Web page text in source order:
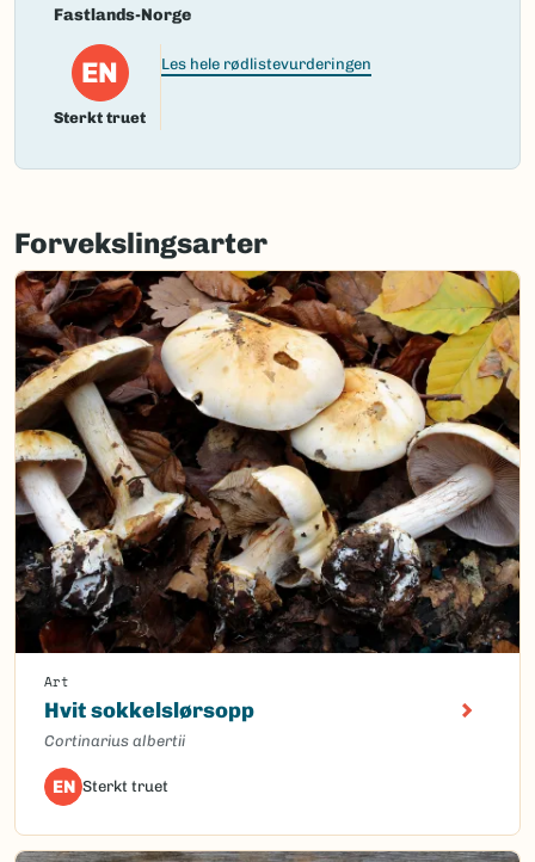
Fastlands-Norge
EN
Sterkt truet
Les hele rødlistevurderingen
Forvekslingsarter
Art
Hvit sokkelslørsopp
Cortinarius albertii
EN Sterkt truet